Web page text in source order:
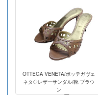
OTTEGA VENETA/ボッテガヴェ
ネタ◇レザーサンダル/靴 ブラウ
ン